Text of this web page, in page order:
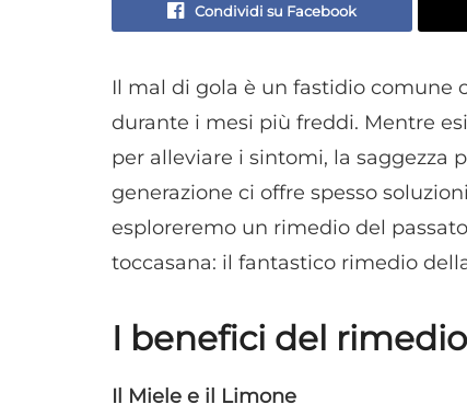
Condividi su Facebook
Il mal di gola è un fastidio comune
durante i mesi più freddi. Mentre
per alleviare i sintomi, la saggezza
generazione ci offre spesso
esploreremo un rimedio del
toccasana: il fantastico rimedio
I benefici del
Il Miele e il Limone